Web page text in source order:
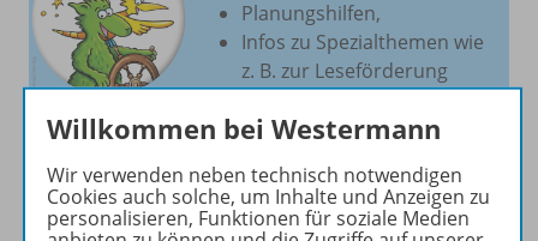
Planungshilfen,
Infos zu Spezialthemen wie
z. B. zur Leseförderung
und
praktische Downloads.
Zur Webseite
Willkommen bei Westermann
Wir verwenden neben technisch notwendigen
Cookies auch solche, um Inhalte und Anzeigen zu
personalisieren, Funktionen für soziale Medien